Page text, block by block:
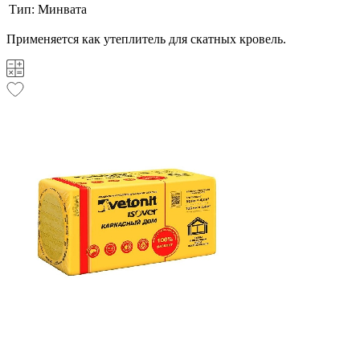
Тип: Минвата
Применяется как утеплитель для скатных кровель.